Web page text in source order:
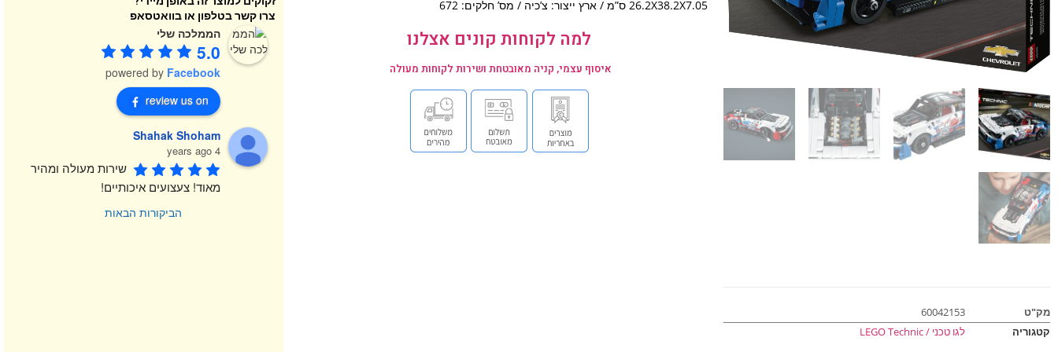
מק"ט
60042153
קטגוריה
לגו טכני / LEGO Technic
26.2X38.2X7.05 ס”מ / ארץ ייצור: צ’כיה / מס’ חלקים: 672
למה לקוחות קונים אצלנו
איסוף עצמי, קניה מאובטחת ושירות לקוחות מעולה
צרו קשר בטלפון או בוואטסאפ
הממלכה שלי
5.0
powered by Facebook
review us on
Shahak Shoham
4 years ago
מאוד! צעצועים איכותיים!
הביקורות הבאות